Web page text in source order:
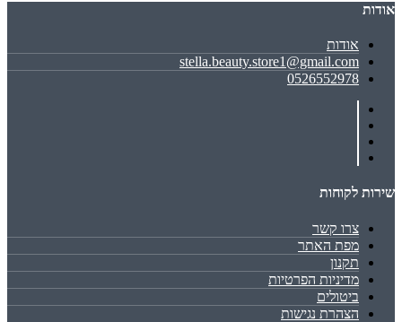
אודות
אודות
stella.beauty.store1@gmail.com
0526552978
שירות לקוחות
צרו קשר
מפת האתר
תקנון
מדיניות הפרטיות
ביטולים
הצהרת נגישות